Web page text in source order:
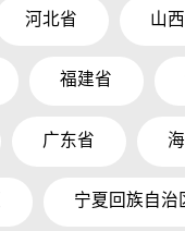
河北省 山
福建省
广东省
宁夏回族自治